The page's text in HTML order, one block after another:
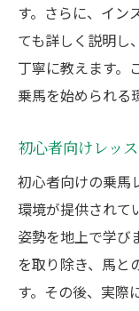
す。さらに、イン
ても詳しく説明し
丁寧に教えます。
乗馬を始められる
初心者向けレッ
初心者向けの乗馬
環境が提供されて
姿勢を地上で学び
を取り除き、馬と
す。その後、実際